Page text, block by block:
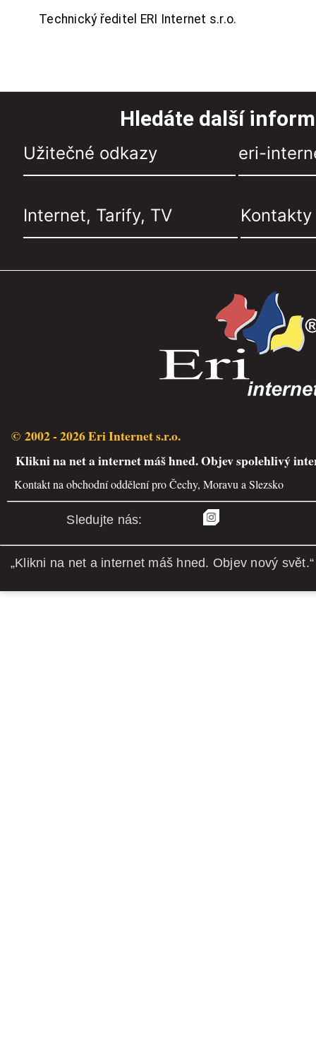
Technický ředitel ERI Internet s.r.o.
Hledáte další
Užitečné odkazy eri-
Internet, Tarify, TV Kontakty
© 2002 - 2026 Eri Internet s.r.o.
Klikni na net a internet máš hned. Objev spolehlivý
Kontakt na obchodní oddělení pro Čechy, Moravu a Slezsko
Sledujte nás:
„Klikni na net a internet máš hned. Objev nový svět.“